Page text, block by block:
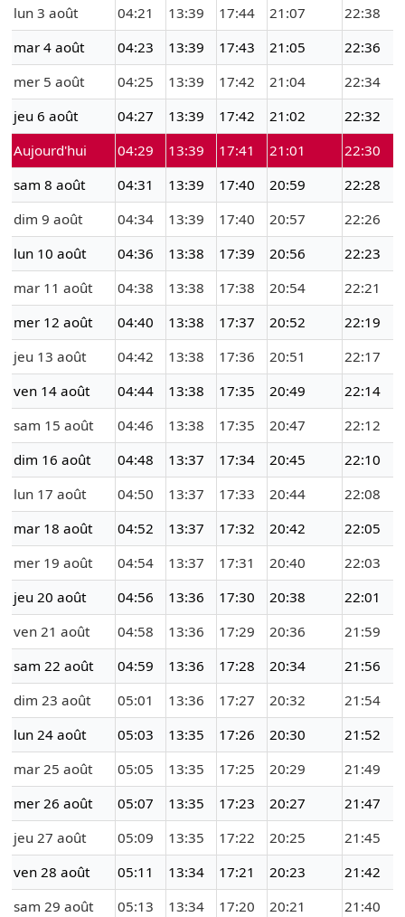
lun 3 août 04:21 13:39 17:44 21:07
22:38
mar 4 août
04:23 13:39 17:43 21:05
22:36
mer 5 août
04:25 13:39 17:42 21:04
22:34
jeu 6 août
04:27 13:39 17:42 21:02
22:32
Aujourd'hui
04:29 13:39 17:41 21:01
22:30
sam 8 août
04:31 13:39 17:40 20:59
22:28
dim 9 août
04:34 13:39 17:40 20:57
22:26
lun 10 août
04:36 13:38 17:39 20:56
22:23
mar 11 août
04:38 13:38 17:38 20:54
22:21
mer 12 août
04:40 13:38 17:37 20:52
22:19
jeu 13 août
04:42 13:38 17:36 20:51
22:17
ven 14 août
04:44 13:38 17:35 20:49
22:14
sam 15 août
04:46 13:38 17:35 20:47
22:12
dim 16 août
04:48 13:37 17:34 20:45
22:10
lun 17 août
04:50 13:37 17:33 20:44
22:08
mar 18 août
04:52 13:37 17:32 20:42
22:05
mer 19 août
04:54 13:37 17:31 20:40
22:03
jeu 20 août
04:56 13:36 17:30 20:38
22:01
ven 21 août
04:58 13:36 17:29 20:36
21:59
sam 22 août
04:59 13:36 17:28 20:34
21:56
dim 23 août
05:01 13:36 17:27 20:32
21:54
lun 24 août
05:03 13:35 17:26 20:30
21:52
mar 25 août
05:05 13:35 17:25 20:29
21:49
mer 26 août
05:07 13:35 17:23 20:27
21:47
jeu 27 août
05:09 13:35 17:22 20:25
21:45
ven 28 août
05:11 13:34 17:21 20:23
21:42
sam 29 août
05:13 13:34 17:20 20:21
21:40